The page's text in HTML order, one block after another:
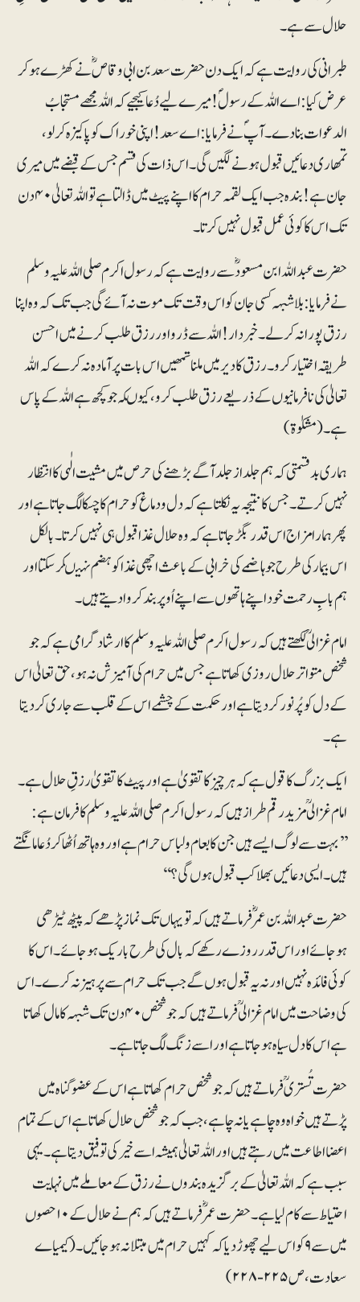
حلال سے ہے۔
طبرانی کی روایت ہے کہ ایک دن حضرت سعد بن ابی وقاصؓ نے کھڑے ہوکر
عرض کیا: اے اللہ کے رسولؐ! میرے لیے دُعا کیجیے کہ اللہ مجھے مستجابُ
الدعوات بنا دے۔ آپؐ نے فرمایا: اے سعد! اپنی خوراک کو پاکیزہ کرلو،
تمھاری دعائیں قبول ہونے لگیں گی۔ اس ذات کی قسم جس کے قبضے میں میری
جان ہے! بندہ جب ایک لقمہ حرام کا اپنے پیٹ میں ڈالتا ہے تو اللہ تعالیٰ ۴۰ دن
تک اس کا کوئی عمل قبول نہیں کرتا۔
حضرت عبداللہ ابن مسعودؓ سے روایت ہے کہ رسول اکرم صلی اللہ علیہ وسلم
نے فرمایا: بلاشبہہ کسی جان کو اس وقت تک موت نہ آئے گی جب تک کہ وہ اپنا
رزق پورا نہ کرلے۔ خبردار! اللہ سے ڈرو اوررزق طلب کرنے میں احسن
طریقہ اختیار کرو۔ رزق کا دیر میں ملنا تمھیں اس بات پر آمادہ نہ کرے کہ اللہ
تعالیٰ کی نافرمانیوں کے ذریعے رزق طلب کرو، کیوںکہ جو کچھ ہے اللہ کے پاس
ہے۔ (مشکوٰۃ)
ہماری بدقسمتی کہ ہم جلد از جلد آگے بڑھنے کی حرص میں مشیت الٰہی کا انتظار
نہیں کرتے۔ جس کا نتیجہ یہ نکلتا ہے کہ دل و دماغ کو حرام کا چسکا لگ جاتا ہے اور
پھر ہمارا مزاج اس قدر بگڑجاتا ہے کہ وہ حلال غذا قبول ہی نہیں کرتا۔ بالکل
اس بیمار کی طرح جو ہاضمے کی خرابی کے باعث اچھی غذا کو ہضم نہیںکرسکتا اور
ہم بابِ رحمت خود اپنے ہاتھوں سے اپنے اُوپر بند کرواد یتے ہیں۔
امام غزالیؒ لکھتے ہیں کہ رسول اکرم صلی اللہ علیہ وسلم کا ارشاد گرامی ہے کہ جو
شخص متواتر حلال روزی کھاتا ہے جس میں حرام کی آمیزش نہ ہو، حق تعالیٰ اس
کے دل کو پُرنور کردیتا ہے اور حکمت کے چشمے اس کے قلب سے جاری کردیتا
ہے۔
ایک بزرگ کا قول ہے کہ ہرچیز کا تقویٰ ہے اور پیٹ کا تقویٰ رزقِ حلال ہے۔
امام غزالیؒ مزید رقم طراز ہیں کہ رسول اکرم صلی اللہ علیہ وسلم کا فرمان ہے:
’’بہت سے لوگ ایسے ہیں جن کا طعام و لباس حرام ہے اور وہ ہاتھ اُٹھا کر دُعا مانگتے
ہیں۔ ایسی دعائیں بھلا کب قبول ہوں گی؟‘‘
حضرت عبداللہ بن عمرؓ فرماتے ہیں کہ تو یہاں تک نماز پڑھے کہ پیٹھ ٹیڑھی
ہوجائے اور اس قدر روزے رکھے کہ بال کی طرح باریک ہوجائے۔اس کا
کوئی فائدہ نہیں اور نہ یہ قبول ہوں گے جب تک حرام سے پرہیز نہ کرے۔اس
کی وضاحت میں امام غزالیؒ فرماتے ہیں کہ جو شخص ۴۰دن تک شبہہ کا مال کھاتا
ہے اس کا دل سیاہ ہوجاتا ہے اور اسے زنگ لگ جاتا ہے۔
حضرت تُستریؒ فرماتے ہیں کہ جو شخص حرام کھاتا ہے اس کے عضو گناہ میں
پڑتے ہیں خواہ وہ چاہے یا نہ چاہے، جب کہ جو شخص حلال کھاتا ہے اس کے تمام
اعضا اطاعت میں رہتے ہیں اور اللہ تعالیٰ ہمیشہ اسے خیر کی توفیق دیتا ہے۔ یہی
سبب ہے کہ اللہ تعالیٰ کے برگزیدہ بندوں نے رزق کے معاملے میں نہایت
احتیاط سے کام لیا ہے۔ حضرت عمرؓ فرماتے ہیں کہ ہم نے حلال کے ۱۰حصوں
میں سے ۹ کو اس لیے چھوڑ دیا کہ کہیں حرام میں مبتلا نہ ہوجائیں۔ (کیمیاے
سعادت، ص۲۲۵-۲۲۸)